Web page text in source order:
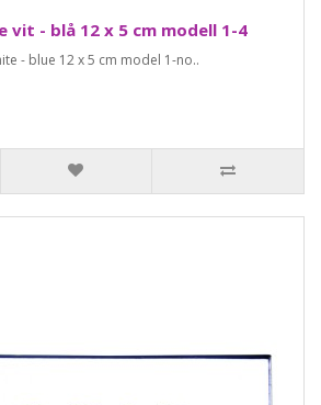
vit - blå 12 x 5 cm modell 1-4
- blue 12 x 5 cm model 1-no..